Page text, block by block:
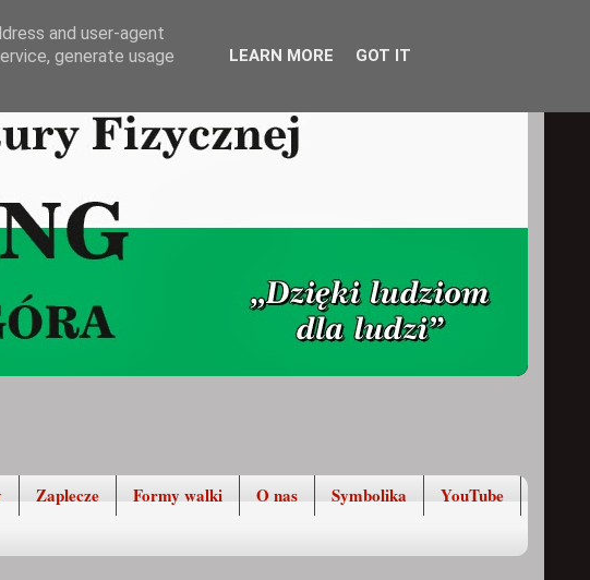
Zaplecze Formy walki O nas Symbolika
YouTube
and user-agent
generate usage
LEARN MORE GOT IT